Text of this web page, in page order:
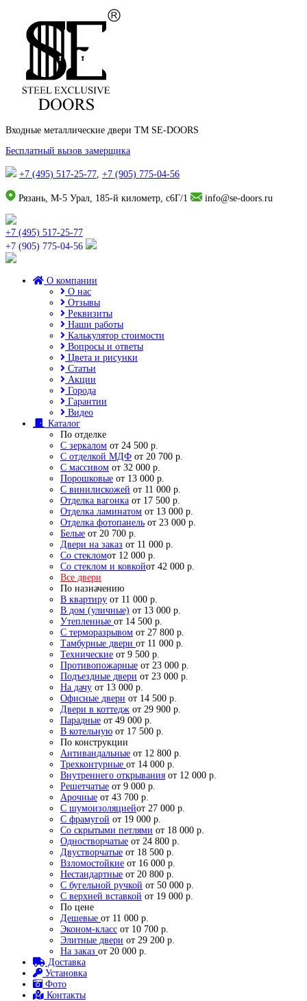
Входные металлические двери TM SE-DOORS
Бесплатный вызов замерщика
+7 (495) 517-25-77, +7 (905) 775-04-56
Рязань, М-5 Урал, 185-й километр, с6Г/1 info@se-doors.ru
+7 (495) 517-25-77
+7 (905) 775-04-56
О компании
О нас
Отзывы
Реквизиты
Наши работы
Калькулятор стоимости
Вопросы и ответы
Цвета и рисунки
Статьи
Акции
Города
Гарантии
Видео
Каталог
По отделке
С зеркалом от 24 500 р.
С отделкой МДФ от 20 700 р.
С массивом от 32 000 р.
Порошковые от 13 000 р.
С винилискожей от 11 000 р.
Отделка вагонка от 17 500 р.
Отделка ламинатом от 13 000 р.
Отделка фотопанель от 23 000 р.
Белые от 20 700 р.
Двери на заказ от 11 000 р.
Со стекломот 12 000 р.
Со стеклом и ковкойот 42 000 р.
Все двери
По назначению
В квартиру от 11 000 р.
В дом (уличные) от 13 000 р.
Утепленные от 14 500 р.
С терморазрывом от 27 800 р.
Тамбурные двери от 11 000 р.
Технические от 9 500 р.
Противопожарные от 23 000 р.
Подъездные двери от 23 000 р.
На дачу от 13 000 р.
Офисные двери от 14 500 р.
Двери в коттедж от 29 900 р.
Парадные от 49 000 р.
В котельную от 17 500 р.
По конструкции
Антивандальные от 12 800 р.
Трехконтурные от 14 000 р.
Внутреннего открывания от 12 000 р.
Решетчатые от 9 000 р.
Арочные от 43 700 р.
С шумоизоляциейот 27 000 р.
С фрамугой от 19 000 р.
Со скрытыми петлями от 18 000 р.
Одностворчатые от 24 800 р.
Двустворчатые от 18 500 р.
Взломостойкие от 16 000 р.
Нестандартные от 20 800 р.
С бугельной ручкой от 50 000 р.
С верхней вставкой от 19 000 р.
По цене
Дешевые от 11 000 р.
Эконом-класс от 10 700 р.
Элитные двери от 29 200 р.
На заказ от 20 000 р.
Доставка
Установка
Фото
Контакты